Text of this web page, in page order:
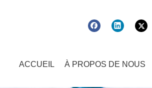
ACCUEIL À PROPOS DE NOUS